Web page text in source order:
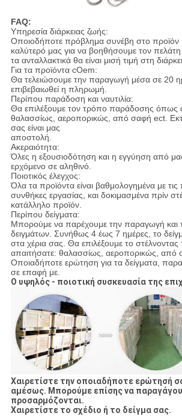
FAQ:
Υπηρεσία διάρκειας ζωής:
Οποιοδήποτε πρόβλημα συνέβη στο προϊόν
καλύτερό μας για να βοηθήσουμε τον
τα ανταλλακτικά θα είναι μισή τιμή στη
Για τα προϊόντα cOem:
Θα τελειώσουμε την παραγωγή μέσα σε 20
επιβεβαιωθεί η πληρωμή.
Περίπου παράδοση και ναυτιλία:
Θα επιλέξουμε τον τρόπο παράδοσης όπως
θαλασσίως, αεροπορικώς, από σαφή ect.
σας είναι μας
αποστολή.
Ακεραιότητα:
Όλες η εξουσιοδότηση και η εγγύηση από
ερχόμενο σε αληθινό.
Ποιοτικός έλεγχος:
Όλα τα προϊόντα είναι βαθμολογημένα με τις
συνθήκες εργασίας, και δοκιμασμένα πρίν
κατάλληλο προϊόν.
Περίπου δείγματα:
Μπορούμε να παρέχουμε την παραγωγή και
δειγμάτων. Συνήθως 4 έως 7 ημέρες, το
στα χέρια σας. Θα επιλέξουμε το
απαιτήσατε: θαλασσίως, αεροπορικώς, από
Οποιαδήποτε ερώτηση για τα δείγματα,
σε επαφή με.
Ο υψηλός - ποιοτική συσκευασία της
Χαιρετίστε την οποιαδήποτε ερώτησή
αμέσως. Μπορούμε επίσης να
προσαρμόζονται.
Χαιρετίστε το σχέδιο ή το δείγμα σας.